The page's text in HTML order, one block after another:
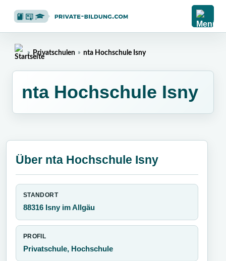
Home
» Privatschulen » nta Hochschule Isny
nta Hochschule Isny
Über nta Hochschule Isny
STANDORT
88316 Isny im Allgäu
PROFIL
Privatschule, Hochschule